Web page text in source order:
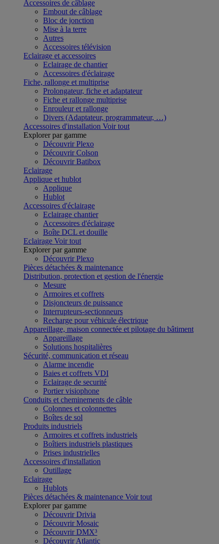
Accessoires de câblage
Embout de câblage
Bloc de jonction
Mise à la terre
Autres
Accessoires télévision
Eclairage et accessoires
Eclairage de chantier
Accessoires d'éclairage
Fiche, rallonge et multiprise
Prolongateur, fiche et adaptateur
Fiche et rallonge multiprise
Enrouleur et rallonge
Divers (Adaptateur, programmateur, …)
Accessoires d'installation Voir tout
Explorer par gamme
Découvrir Plexo
Découvrir Colson
Découvrir Batibox
Eclairage
Applique et hublot
Applique
Hublot
Accessoires d'éclairage
Eclairage chantier
Accessoires d'éclairage
Boîte DCL et douille
Eclairage Voir tout
Explorer par gamme
Découvrir Plexo
Pièces détachées & maintenance
Distribution, protection et gestion de l'énergie
Mesure
Armoires et coffrets
Disjoncteurs de puissance
Interrupteurs-sectionneurs
Recharge pour véhicule électrique
Appareillage, maison connectée et pilotage du bâtiment
Appareillage
Solutions hospitalières
Sécurité, communication et réseau
Alarme incendie
Baies et coffrets VDI
Eclairage de securité
Portier visiophone
Conduits et cheminements de câble
Colonnes et colonnettes
Boîtes de sol
Produits industriels
Armoires et coffrets industriels
Boîtiers industriels plastiques
Prises industrielles
Accessoires d'installation
Outillage
Eclairage
Hublots
Pièces détachées & maintenance Voir tout
Explorer par gamme
Découvrir Drivia
Découvrir Mosaic
Découvrir DMX³
Découvrir Atlantic